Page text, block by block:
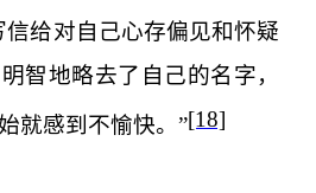
信给对自己心存偏见和怀疑
智地略去了自己的名字，
就感到不愉快。”[18]